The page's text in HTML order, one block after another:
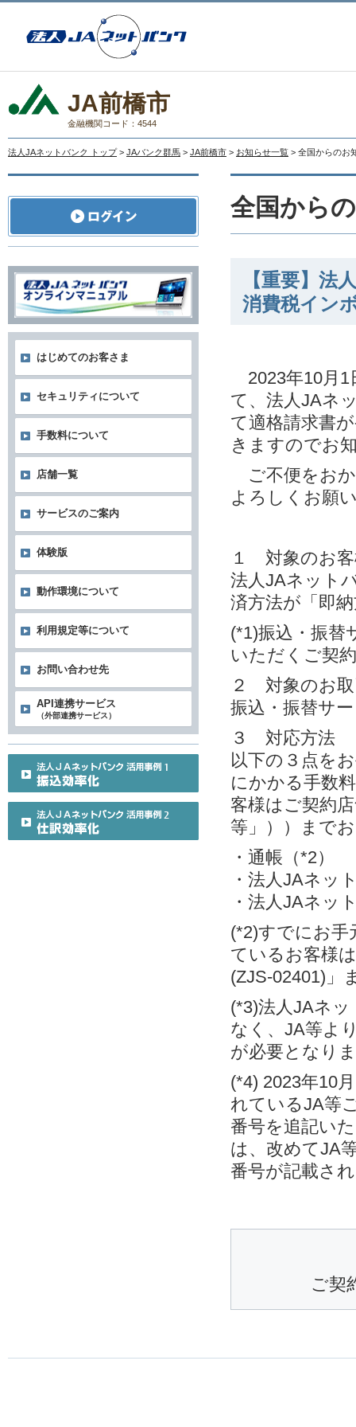
JA前橋市
金融機関コード：4544
法人JAネットバンク トップ > JAバンク群馬 > JA前橋市 > お知らせ一覧 > 全国からのお
全国から
【重要】法
消費税イン
2023年10月1
て、法人JAネ
て適格請求書
きますのでお
ご不便をお
よろしくお願
１ 対象のお
法人JAネット
済方法が「即
(*1)振込・振替
いただくご契
２ 対象のお
振込・振替サ
３ 対応方法
以下の３点を
にかかる手数
客様はご契約
等」））まで
・通帳（*2）
・法人JAネッ
・法人JAネッ
(*2)すでにお手
ているお客様
(ZJS-02401)」
(*3)法人JAネ
なく、JA等よ
が必要となり
(*4) 2023年10
れているJA等
番号を追記い
は、改めてJA
番号が記載さ
ご契
はじめてのお客さま
セキュリティについて
手数料について
店舗一覧
サービスのご案内
体験版
動作環境について
利用規定等について
お問い合わせ先
API連携サービス
（外部連携サービス）